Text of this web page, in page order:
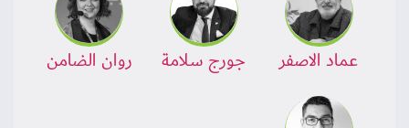
عماد الاصفر جورج سلامة روان الضامن